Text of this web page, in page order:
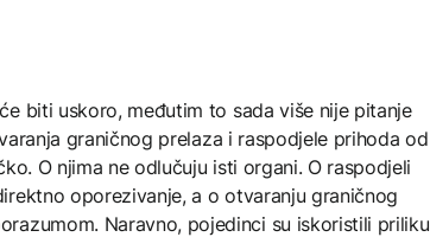
biti uskoro, međutim to sada više nije pitanje
graničnog prelaza i raspodjele prihoda od
O njima ne odlučuju isti organi. O raspodjeli
oporezivanje, a o otvaranju graničnog
Naravno, pojedinci su iskoristili priliku